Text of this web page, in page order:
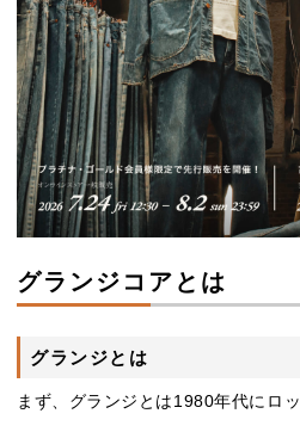
グランジコアとは
グランジとは
まず、グランジとは1980年代にロ